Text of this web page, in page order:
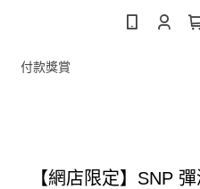
付款獎賞
【網店限定】SNP